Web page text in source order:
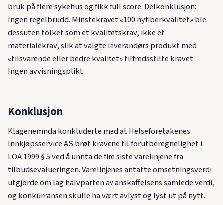
bruk på flere sykehus og fikk full score. Delkonklusjon:
Ingen regelbrudd. Minstekravet «100 nyfiberkvalitet» ble
dessuten tolket som et kvalitetskrav, ikke et
materialekrav, slik at valgte leverandørs produkt med
«tilsvarende eller bedre kvalitet» tilfredsstilte kravet.
Ingen avvisningsplikt.
Konklusjon
Klagenemnda konkluderte med at Helseforetakenes
Innkjøpsservice AS brøt kravene til forutberegnelighet i
LOA 1999 § 5 ved å unnta de fire siste varelinjene fra
tilbudsevalueringen. Varelinjenes antatte omsetningsverdi
utgjorde om lag halvparten av anskaffelsens samlede verdi,
og konkurransen skulle ha vært avlyst og lyst ut på nytt.